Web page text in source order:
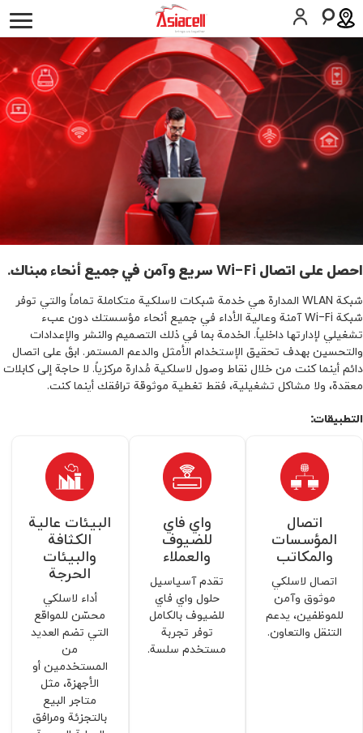
أفراد لمحة عن الشركة وظائف المدونات
SIM اطلب المساعدة
كوردىEnglish
احصل على اتصال Wi-Fi سريع وآمن في جميع أنحاء مبناك.
شبكة WLAN المدارة هي خدمة شبكات لاسلكية متكاملة تماماً والتي توفر
شبكة Wi-Fi آمنة وعالية الأداء في جميع أنحاء مؤسستك دون عبء
تشغيلي لإدارتها داخلياً. الخدمة بما في ذلك التصميم والنشر والإعدادات
والتحسین بهدف تحقیق الإستخدام الأمثل والدعم المستمر. ابقَ على اتصال
دائم أينما كنت من خلال نقاط وصول لاسلكية مُدارة مركزياً. لا حاجة إلى كابلات
معقدة، ولا مشاكل تشغيلية، فقط تغطية موثوقة ترافقك أينما كنت.
التطبيقات:
اتصال
المؤسسات
والمكاتب
اتصال لاسلكي
موثوق وآمن
للموظفين، يدعم
التنقل والتعاون.
واي فاي
للضيوف
والعملاء
تقدم آسیاسیل
حلول واي فاي
للضيوف بالكامل
توفر تجربة
مستخدم سلسة.
البيئات عالية
الكثافة
والبيئات
الحرجة
أداء لاسلكي
محسّن للمواقع
التي تضم العديد
من
المستخدمين أو
الأجهزة، مثل
متاجر البيع
بالتجزئة ومرافق